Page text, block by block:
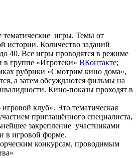
тематические игры. Темы от
истории. Количество заданий
40. Все игры проводятся в режиме
в группе «Игротеки» ВКонтакте;
рубрики «Смотрим кино дома»,
а затем обсуждаются фильмы на
Кино-показы проходят в
клуб». Это тематическая
приглашённого специалиста,
закрепление участниками
в игровой форме.
конкурсам, проводимым